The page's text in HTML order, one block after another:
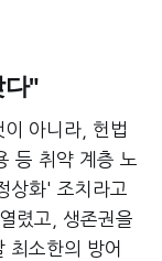
다"
아니라, 헌법
등 취약 계층 노
상화' 조치라고
렸고, 생존권을
최소한의 방어